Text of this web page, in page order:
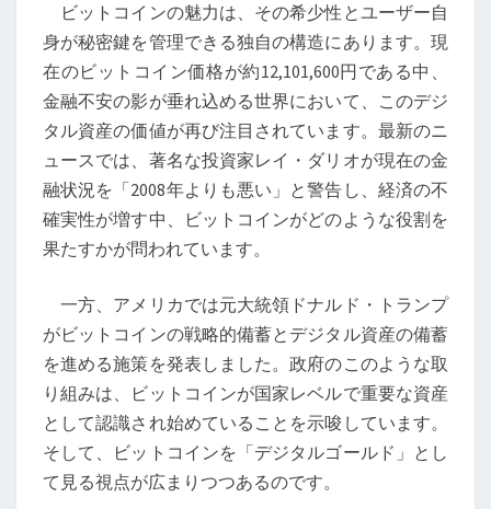
ジ
タ
ル
時
代
の
金
か？
経
の
嵐
の
中
で
光
る
ビットコインの魅力は、その希少性とユーザー自
身が秘密鍵を管理できる独自の構造にあります。現
在のビットコイン価格が約12,101,600円である中、
金融不安の影が垂れ込める世界において、このデジ
タル資産の価値が再び注目されています。最新のニ
ュースでは、著名な投資家レイ・ダリオが現在の金
融状況を「2008年よりも悪い」と警告し、経済の不
確実性が増す中、ビットコインがどのような役割を
果たすかが問われています。
一方、アメリカでは元大統領ドナルド・トランプ
がビットコインの戦略的備蓄とデジタル資産の備蓄
を進める施策を発表しました。政府のこのような取
り組みは、ビットコインが国家レベルで重要な資産
として認識され始めていることを示唆しています。
そして、ビットコインを「デジタルゴールド」とし
て見る視点が広まりつつあるのです。